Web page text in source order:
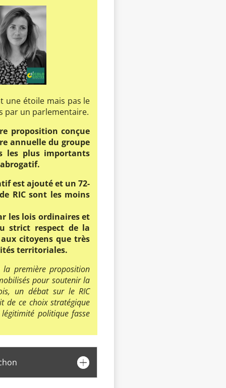
une étoile mais pas le
par un parlementaire.
proposition conçue
annuelle du groupe
les plus importants
est ajouté et un 72-
RIC sont les moins
les lois ordinaires et
strict respect de la
citoyens que très
territoriales.
première proposition
pour soutenir la
un débat sur le RIC
de ce choix stratégique
politique fasse